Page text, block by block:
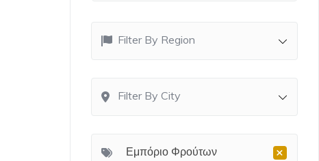
Filter By Region
Filter By City
×
Εμπόριο Φρούτων